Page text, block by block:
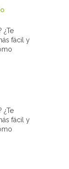
¿Te
fácil y
¿Te
fácil y